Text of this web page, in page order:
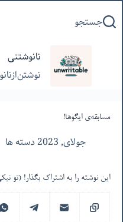
به
جستجو
نانوشتنی
مسابقه‌ی ایگوها!
جولای, 2023 دسته ها
این نوشته را به اشتراک بگذار! (تو